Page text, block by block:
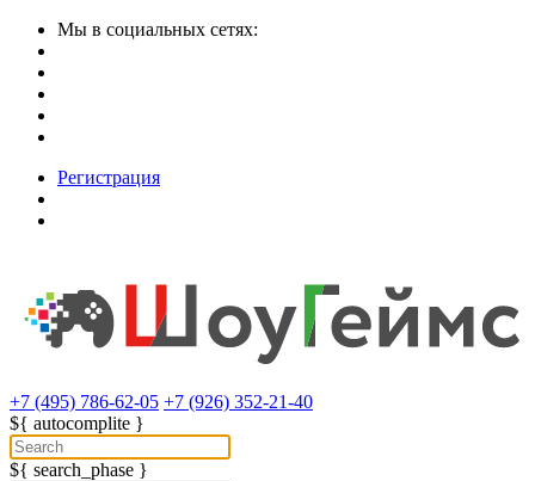
Мы в социальных сетях:
Регистрация
+7 (495) 786-62-05 +7 (926) 352-21-40
${ autocomplite }
${ search_phase }